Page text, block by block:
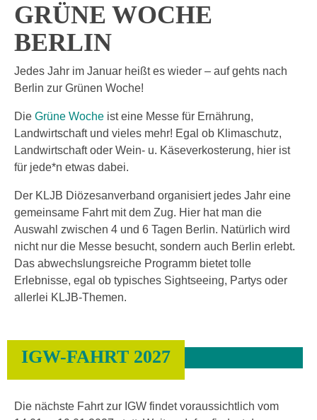
GRÜNE WOCHE
BERLIN
Jedes Jahr im Januar heißt es wieder – auf gehts nach
Berlin zur Grünen Woche!
Die Grüne Woche ist eine Messe für Ernährung,
Landwirtschaft und vieles mehr! Egal ob Klimaschutz,
Landwirtschaft oder Wein- u. Käseverkosterung, hier ist
für jede*n etwas dabei.
Der KLJB Diözesanverband organisiert jedes Jahr eine
gemeinsame Fahrt mit dem Zug. Hier hat man die
Auswahl zwischen 4 und 6 Tagen Berlin. Natürlich wird
nicht nur die Messe besucht, sondern auch Berlin erlebt.
Das abwechslungsreiche Programm bietet tolle
Erlebnisse, egal ob typisches Sightseeing, Partys oder
allerlei KLJB-Themen.
IGW-FAHRT 2027
Die nächste Fahrt zur IGW findet voraussichtlich vom